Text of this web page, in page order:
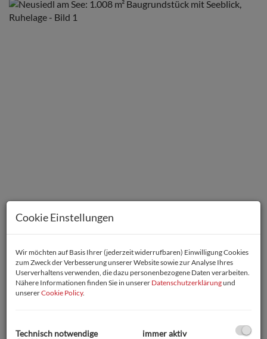
Beschreibung
Cookie Einstellungen
Wir möchten auf Basis Ihrer (jederzeit widerrufbaren) Einwilligung Cookies
zum Zweck der Verbesserung unserer Website sowie zur Analyse Ihres
Userverhaltens verwenden, die dazu personenbezogene Daten verarbeiten.
Nähere Informationen finden Sie in unserer Datenschutzerklärungund
unsererCookie Policy.
Technisch notwendige
immer aktiv